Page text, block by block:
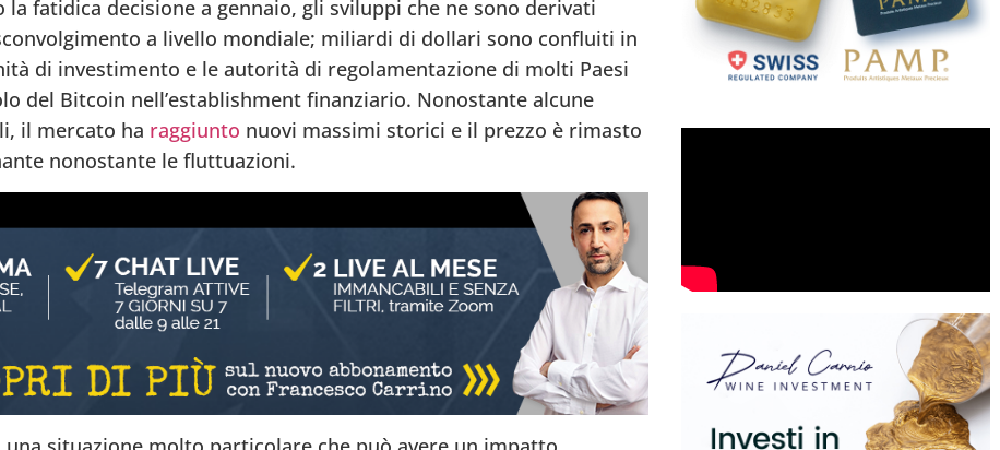
la fatidica decisione a gennaio, gli sviluppi che ne sono derivati
a livello mondiale; miliardi di dollari sono confluiti in
di investimento e le autorità di regolamentazione di molti Paesi
del Bitcoin nell’establishment finanziario. Nonostante alcune
il mercato ha raggiunto nuovi massimi storici e il prezzo è rimasto
nonostante le fluttuazioni.